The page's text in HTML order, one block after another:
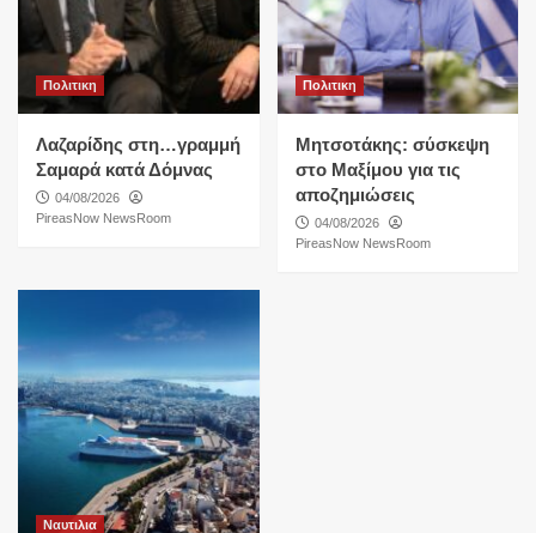
Πολιτικη
Λαζαρίδης στη…γραμμή
Σαμαρά κατά Δόμνας
04/08/2026
PireasNow NewsRoom
Πολιτικη
Μητσοτάκης: σύσκεψη
στο Μαξίμου για τις
αποζημιώσεις
04/08/2026
PireasNow NewsRoom
Ναυτιλια